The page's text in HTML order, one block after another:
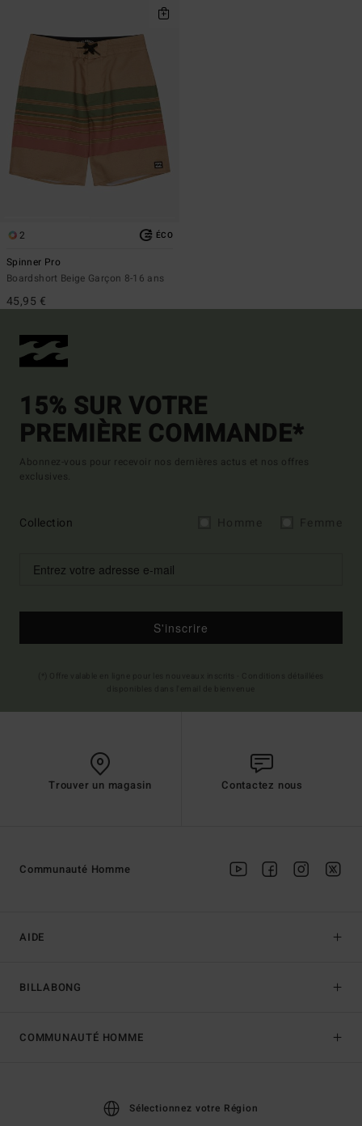
2 ÉCO
Spinner Pro
Boardshort Beige Garçon 8-16 ans
45,95 €
15% SUR VOTRE
PREMIÈRE COMMANDE*
Abonnez-vous pour recevoir nos dernières actus et nos offres
exclusives.
Collection
S'inscrire
Trouver un magasin Contactez nous
AIDE
BILLABONG
Communauté Homme
COMMUNAUTÉ HOMME
Sélectionnez votre Région